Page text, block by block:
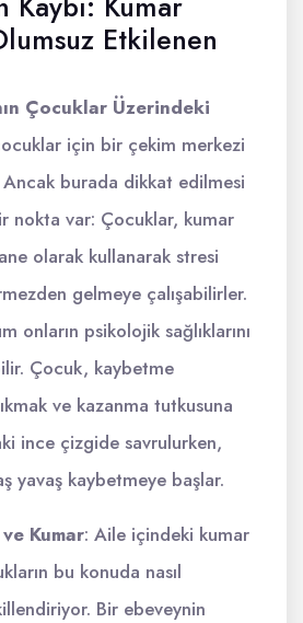
Etkilenen
Çocuklar Üzerindeki
için bir çekim merkezi
burada dikkat edilmesi
nokta var: Çocuklar, kumar
olarak kullanarak stresi
gelmeye çalışabilirler.
onların psikolojik sağlıklarını
Çocuk, kaybetme
ve kazanma tutkusuna
ince çizgide savrulurken,
yavaş kaybetmeye başlar.
Kumar: Aile içindeki kumar
bu konuda nasıl
Bir ebeveynin